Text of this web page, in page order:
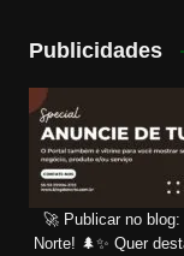
Publicidades
🚀 Publicar no
Norte! 🌲✨ Quer